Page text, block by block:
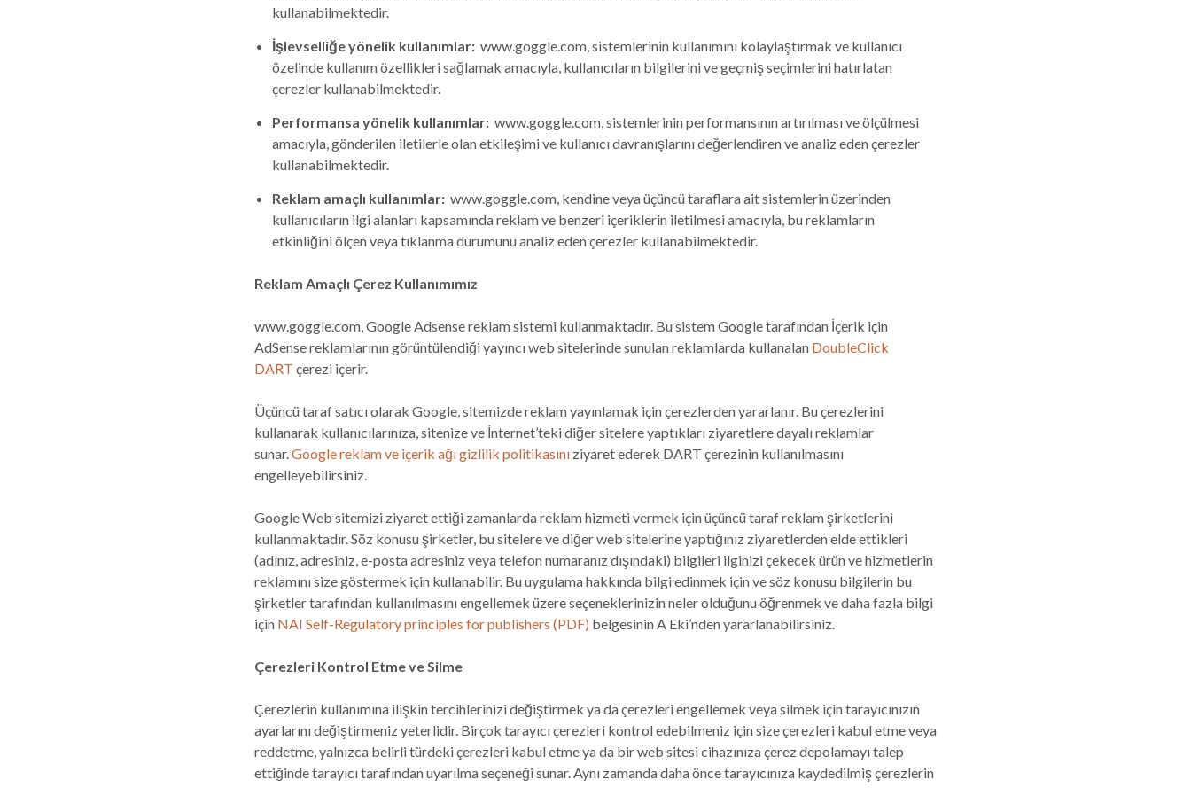
kullanabilmektedir.
İşlevselliğe yönelik kullanımlar: www.goggle.com, sistemlerinin kullanımını kolaylaştırmak ve kullanıcı
özelinde kullanım özellikleri sağlamak amacıyla, kullanıcıların bilgilerini ve geçmiş seçimlerini hatırlatan
çerezler kullanabilmektedir.
Performansa yönelik kullanımlar: www.goggle.com, sistemlerinin performansının artırılması ve ölçülmesi
amacıyla, gönderilen iletilerle olan etkileşimi ve kullanıcı davranışlarını değerlendiren ve analiz eden çerezler
kullanabilmektedir.
Reklam amaçlı kullanımlar: www.goggle.com, kendine veya üçüncü taraflara ait sistemlerin üzerinden
kullanıcıların ilgi alanları kapsamında reklam ve benzeri içeriklerin iletilmesi amacıyla, bu reklamların
etkinliğini ölçen veya tıklanma durumunu analiz eden çerezler kullanabilmektedir.
Reklam Amaçlı Çerez Kullanımımız
www.goggle.com, Google Adsense reklam sistemi kullanmaktadır. Bu sistem Google tarafından İçerik için
AdSense reklamlarının görüntülendiği yayıncı web sitelerinde sunulan reklamlarda kullanalan DoubleClick
DART çerezi içerir.
Üçüncü taraf satıcı olarak Google, sitemizde reklam yayınlamak için çerezlerden yararlanır. Bu çerezlerini
kullanarak kullanıcılarınıza, sitenize ve İnternet’teki diğer sitelere yaptıkları ziyaretlere dayalı reklamlar
sunar.Google reklam ve içerik ağı gizlilik politikasını ziyaret ederek DART çerezinin kullanılmasını
engelleyebilirsiniz.
Google Web sitemizi ziyaret ettiği zamanlarda reklam hizmeti vermek için üçüncü taraf reklam şirketlerini
kullanmaktadır. Söz konusu şirketler, bu sitelere ve diğer web sitelerine yaptığınız ziyaretlerden elde ettikleri
(adınız, adresiniz, e-posta adresiniz veya telefon numaranız dışındaki) bilgileri ilginizi çekecek ürün ve hizmetlerin
reklamını size göstermek için kullanabilir. Bu uygulama hakkında bilgi edinmek için ve söz konusu bilgilerin bu
şirketler tarafından kullanılmasını engellemek üzere seçeneklerinizin neler olduğunu öğrenmek ve daha fazla bilgi
için NAI Self-Regulatory principles for publishers (PDF) belgesinin A Eki’nden yararlanabilirsiniz.
Çerezleri Kontrol Etme ve Silme
Çerezlerin kullanımına ilişkin tercihlerinizi değiştirmek ya da çerezleri engellemek veya silmek için tarayıcınızın
ayarlarını değiştirmeniz yeterlidir. Birçok tarayıcı çerezleri kontrol edebilmeniz için size çerezleri kabul etme veya
reddetme, yalnızca belirli türdeki çerezleri kabul etme ya da bir web sitesi cihazınıza çerez depolamayı talep
ettiğinde tarayıcı tarafından uyarılma seçeneği sunar. Aynı zamanda daha önce tarayıcınıza kaydedilmiş çerezlerin